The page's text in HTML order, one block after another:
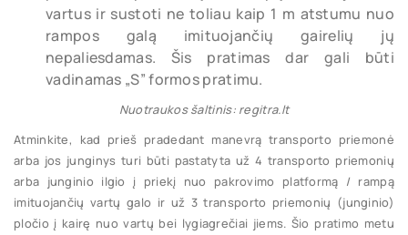
vartus ir sustoti ne toliau kaip 1 m atstumu nuo
rampos galą imituojančių gairelių jų
nepaliesdamas. Šis pratimas dar gali būti
vadinamas „S” formos pratimu.
Nuotraukos šaltinis: regitra.lt
Atminkite, kad prieš pradedant manevrą transporto priemonė
arba jos junginys turi būti pastatyta už 4 transporto priemonių
arba junginio ilgio į priekį nuo pakrovimo platformą / rampą
imituojančių vartų galo ir už 3 transporto priemonių (junginio)
pločio į kairę nuo vartų bei lygiagrečiai jiems. Šio pratimo metu